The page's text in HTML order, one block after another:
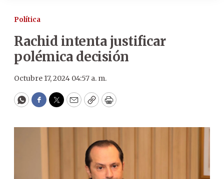
Política
Rachid intenta justificar
polémica decisión
Octubre 17, 2024 04:57 a. m.
WhatsApp
Facebook
Twitter
EmailCopyPrint